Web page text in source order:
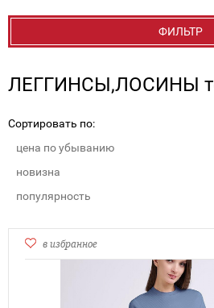
ФИЛЬТР
ЛЕГГИНСЫ,ЛОСИНЫ
Сортировать по:
цена по убыванию
новизна
популярность
в избранное